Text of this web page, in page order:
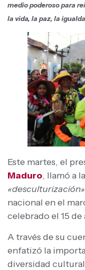
medio poderoso para
la vida, la paz, la
Este martes, el
Maduro, llamó a
«desculturización»
nacional en el
celebrado el 15 de
A través de su
enfatizó la
diversidad